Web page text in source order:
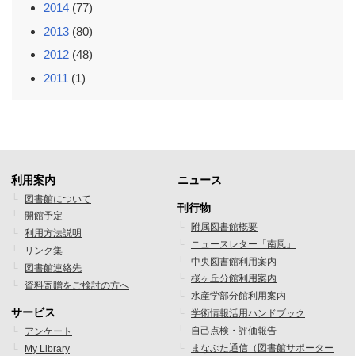
2014 (77)
2013 (80)
2012 (48)
2011 (1)
フ
ッ
タ
ー
メ
ニ
利用案内
図書館について
開館予定
利用方法説明
リンク集
図書館連絡先
資料寄贈をご検討の方へ
サービス
アンケート
My Library
フ
ッ
タ
ー
メ
ニ
ニュース
刊行物
附属図書館概要
ニュースレター「南風」
中央図書館利用案内
桜ヶ丘分館利用案内
水産学部分館利用案内
学術情報活用ハンドブック
自己点検・評価報告
まなぶた通信（図書館サポーター